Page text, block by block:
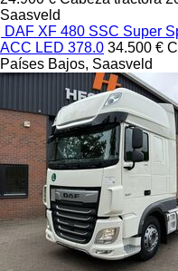
Saasveld
DAF XF 480 SSC Super
ACC LED 378.0 34.500 €
Países Bajos, Saasveld